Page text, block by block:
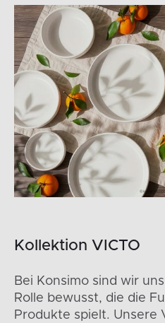
Kollektion VICTO
Bei Konsimo sind wir
Rolle bewusst, die die
Produkte spielt. Unsere